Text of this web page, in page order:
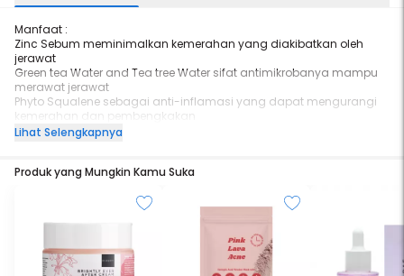
Manfaat :
Zinc Sebum meminimalkan kemerahan yang diakibatkan oleh
jerawat
Green tea Water and Tea tree Water sifat antimikrobanya mampu
merawat jerawat
Phyto Squalene sebagai anti-inflamasi yang dapat mengurangi
kemerahan dan pembengkakan
Mugwort Hydrosol melindungi, menutrisi, dan menghidrasi kulit
Succinic Acid mengontrol dan menyeimbangkan produksi sebum
membentuk permukaan kulit membuat kulit halus dan merata
Lihat Selengkapnya
Produk yang Mungkin Kamu Suka